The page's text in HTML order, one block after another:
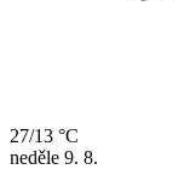
27/13 °C
neděle 9. 8.